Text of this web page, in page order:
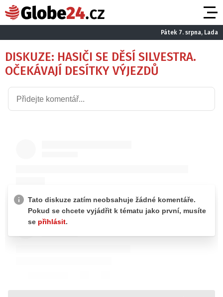
Pátek 7. srpna, Lada
DISKUZE: HASIČI SE DĚSÍ SILVESTRA.
OČEKÁVAJÍ DESÍTKY VÝJEZDŮ